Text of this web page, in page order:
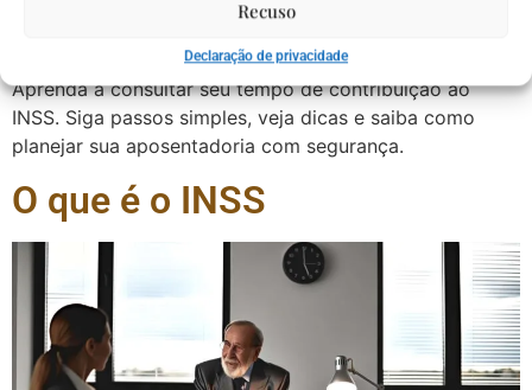
Recuso
Declaração de privacidade
Aprenda a consultar seu tempo de contribuição ao
INSS. Siga passos simples, veja dicas e saiba como
planejar sua aposentadoria com segurança.
O que é o INSS